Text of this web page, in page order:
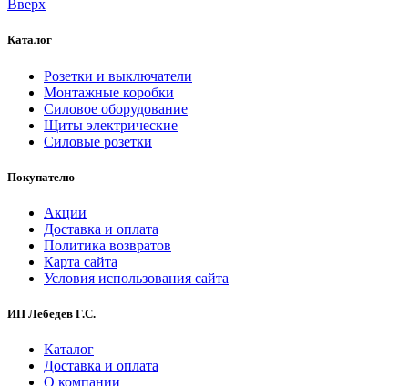
Вверх
Каталог
Розетки и выключатели
Монтажные коробки
Силовое оборудование
Щиты электрические
Силовые розетки
Покупателю
Акции
Доставка и оплата
Политика возвратов
Карта сайта
Условия использования сайта
ИП Лебедев Г.С.
Каталог
Доставка и оплата
О компании